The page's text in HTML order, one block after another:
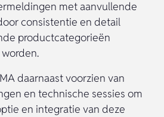
met aanvullende
consistentie en detail
productcategorieën
daarnaast voorzien van
en technische sessies om
en integratie van deze